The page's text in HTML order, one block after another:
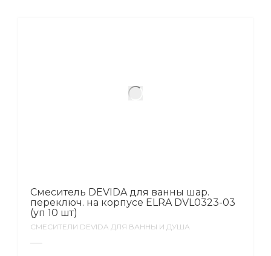
Смеситель DEVIDA для ванны шар.
переключ. на корпусе ELRA DVL0323-03
(уп 10 шт)
СМЕСИТЕЛИ DEVIDA ДЛЯ ВАННЫ И ДУША